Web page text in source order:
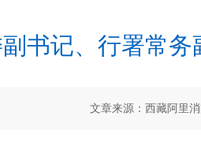
书记、行署常
文章来源：西藏阿里